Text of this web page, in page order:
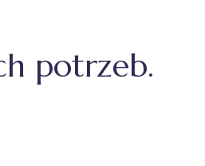
potrzeb.